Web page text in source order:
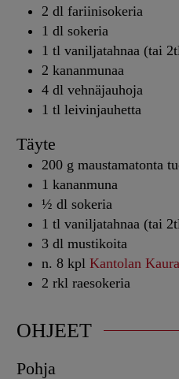
2 dl fariinisokeria
1 dl sokeria
1 tl vaniljatahnaa (tai
2 kananmunaa
4 dl vehnäjauhoja
1 tl leivinjauhetta
Täyte
200 g maustamatonta
1 kananmuna
½ dl sokeria
1 tl vaniljatahnaa (tai
3 dl mustikoita
n. 8 kpl Kantolan
2 rkl raesokeria
OHJEET
Pohja